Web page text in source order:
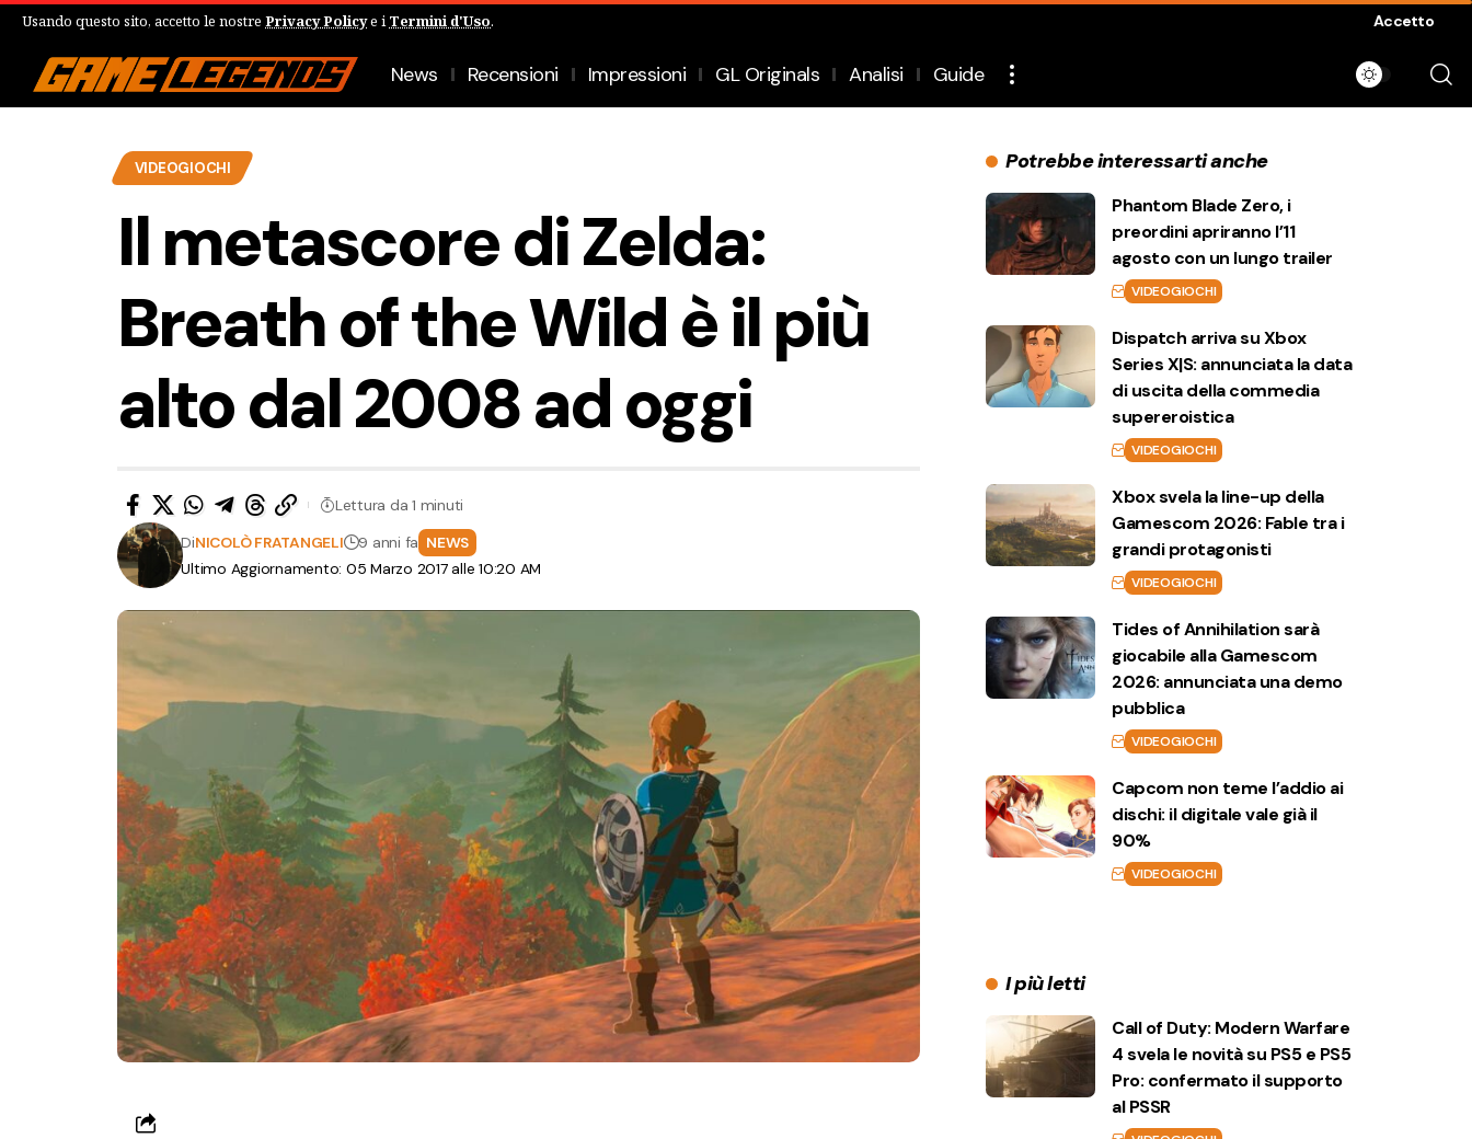
Usando questo sito, accetto le nostre Privacy Policye i Termini d'Uso. Accetto
News Recensioni Impressioni GL Originals Analisi Guide
VIDEOGIOCHI
Il metascore di Zelda:
Breath of the Wild è il più
alto dal 2008 ad oggi
Ultimo Aggiornamento: 05 Marzo 2017 alle 10:20 AM
DiNICOLÒ FRATANGELI 9 anni fa NEWS
Lettura da 1 minuti
Potrebbe interessarti anche
Phantom Blade Zero, i
preordini apriranno l’11
agosto con un lungo trailer
VIDEOGIOCHI
Dispatch arriva su Xbox
Series X|S: annunciata la data
di uscita della commedia
supereroistica
VIDEOGIOCHI
Xbox svela la line-up della
Gamescom 2026: Fable tra i
grandi protagonisti
VIDEOGIOCHI
Tides of Annihilation sarà
giocabile alla Gamescom
2026: annunciata una demo
pubblica
VIDEOGIOCHI
Capcom non teme l’addio ai
dischi: il digitale vale già il
90%
VIDEOGIOCHI
I più letti
Call of Duty: Modern Warfare
4 svela le novità su PS5 e PS5
Pro: confermato il supporto
al PSSR